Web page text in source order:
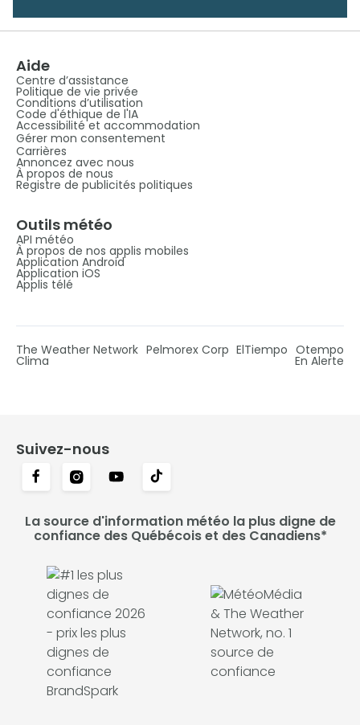
Aide
Centre d’assistance
Politique de vie privée
Conditions d’utilisation
Code d'éthique de l'IA
Accessibilité et accommodation
Gérer mon consentement
Carrières
Annoncez avec nous
À propos de nous
Registre de publicités politiques
Outils météo
API météo
À propos de nos applis mobiles
Application Android
Application iOS
Applis télé
The Weather Network Pelmorex Corp ElTiempo Otempo
Clima En Alerte
Suivez-nous
La source d'information météo la plus digne de
confiance des Québécois et des Canadiens*